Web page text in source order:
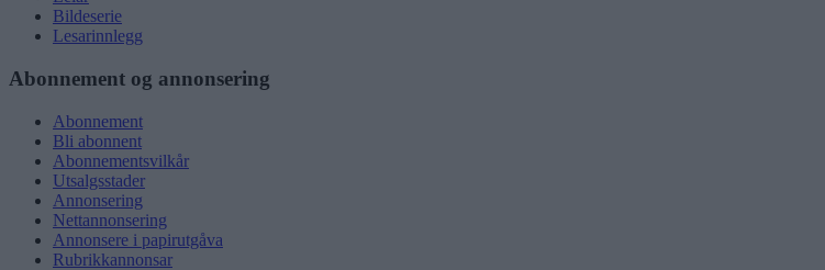
Bildeserie
Lesarinnlegg
Abonnement og annonsering
Abonnement
Bli abonnent
Abonnementsvilkår
Utsalgsstader
Annonsering
Nettannonsering
Annonsere i papirutgåva
Rubrikkannonsar